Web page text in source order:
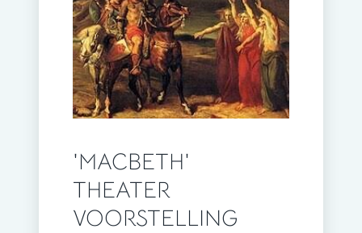
'MACBETH'
THEATER
VOORSTELLING